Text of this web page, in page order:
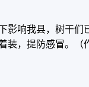
影响我县，树干们
装，提防感冒。（